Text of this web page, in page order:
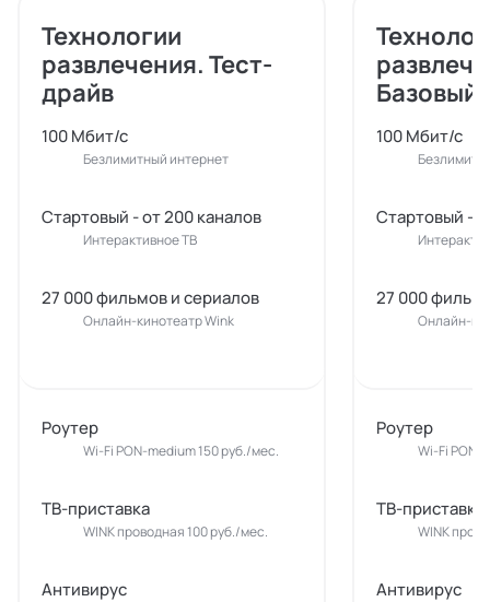
Технологии
развлечения. Тест-
драйв
100 Мбит/с
Безлимитный интернет
Стартовый - от 200 каналов
Интерактивное ТВ
27 000 фильмов и сериалов
Онлайн-кинотеатр Wink
Роутер
Wi-Fi PON-medium 150 руб./мес.
ТВ-приставка
WINK проводная 100 руб./мес.
Антивирус
Базовый
100 Мбит/с
Стартовый -
27 000
Онлайн-
Роутер
Wi-Fi PON-
ТВ-приставка
WINK
Антивирус